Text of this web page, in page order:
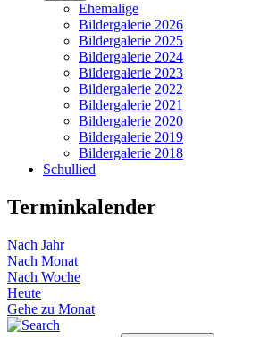
Ehemalige
Bildergalerie 2026
Bildergalerie 2025
Bildergalerie 2024
Bildergalerie 2023
Bildergalerie 2022
Bildergalerie 2021
Bildergalerie 2020
Bildergalerie 2019
Bildergalerie 2018
Schullied
Terminkalender
Nach Jahr
Nach Monat
Nach Woche
Heute
Gehe zu Monat